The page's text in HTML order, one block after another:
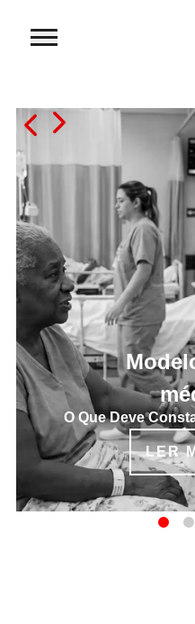
O Que Deve
LER